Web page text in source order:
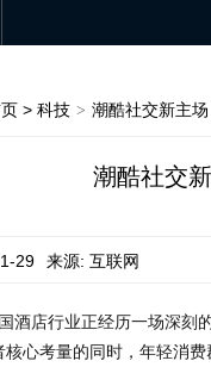
> 科技 > 潮酷社交新主
潮酷社交
29 来源: 互联网
行业正经历一场深刻的
核心考量的同时，年轻消